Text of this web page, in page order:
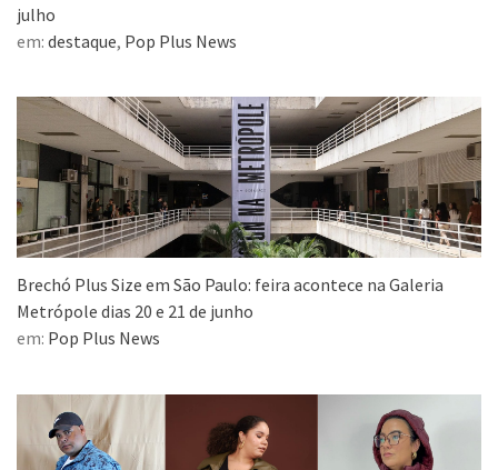
julho
em: destaque, Pop Plus News
Brechó Plus Size em São Paulo: feira acontece na Galeria
Metrópole dias 20 e 21 de junho
em: Pop Plus News